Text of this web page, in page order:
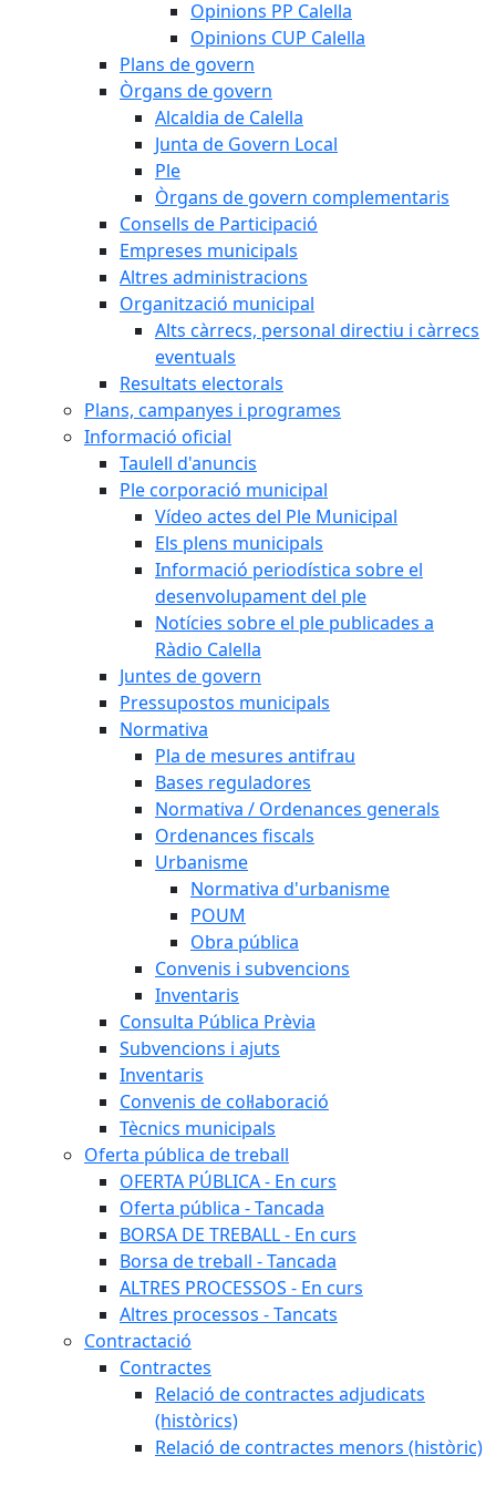
Opinions PP Calella
Opinions CUP Calella
Plans de govern
Òrgans de govern
Alcaldia de Calella
Junta de Govern Local
Ple
Òrgans de govern complementaris
Consells de Participació
Empreses municipals
Altres administracions
Organització municipal
Alts càrrecs, personal directiu i càrrecs
eventuals
Resultats electorals
Plans, campanyes i programes
Informació oficial
Taulell d'anuncis
Ple corporació municipal
Vídeo actes del Ple Municipal
Els plens municipals
Informació periodística sobre el
desenvolupament del ple
Notícies sobre el ple publicades a
Ràdio Calella
Juntes de govern
Pressupostos municipals
Normativa
Pla de mesures antifrau
Bases reguladores
Normativa / Ordenances generals
Ordenances fiscals
Urbanisme
Normativa d'urbanisme
POUM
Obra pública
Convenis i subvencions
Inventaris
Consulta Pública Prèvia
Subvencions i ajuts
Inventaris
Convenis de col·laboració
Tècnics municipals
Oferta pública de treball
OFERTA PÚBLICA - En curs
Oferta pública - Tancada
BORSA DE TREBALL - En curs
Borsa de treball - Tancada
ALTRES PROCESSOS - En curs
Altres processos - Tancats
Contractació
Contractes
Relació de contractes adjudicats
(històrics)
Relació de contractes menors (històric)